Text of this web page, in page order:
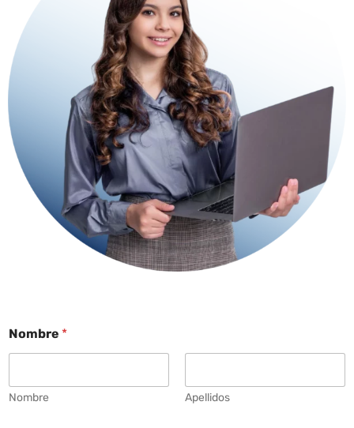
Nombre *
Nombre Apellidos